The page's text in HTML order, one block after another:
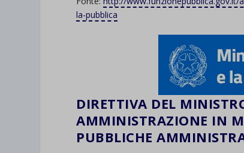
la-pubblica
DIRETTIVA DEL
AMMINISTRAZIONE IN
PUBBLICHE